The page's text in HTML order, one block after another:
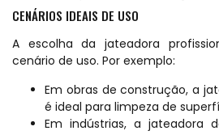
CENÁRIOS IDEAIS DE USO
A escolha da jateadora
cenário de uso. Por exemplo:
Em obras de construção, a
é ideal para limpeza de
Em indústrias, a jateadora